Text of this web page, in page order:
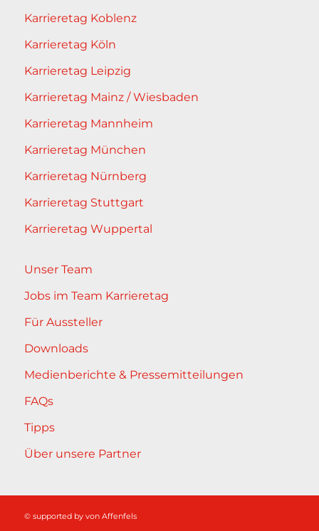
Karrieretag Koblenz
Karrieretag Köln
Karrieretag Leipzig
Karrieretag Mainz / Wiesbaden
Karrieretag Mannheim
Karrieretag München
Karrieretag Nürnberg
Karrieretag Stuttgart
Karrieretag Wuppertal
Unser Team
Jobs im Team Karrieretag
Für Aussteller
Downloads
Medienberichte & Pressemitteilungen
FAQs
Tipps
Über unsere Partner
© supported by von Affenfels